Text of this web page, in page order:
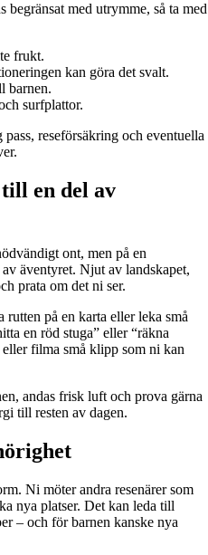
begränsat med utrymme, så ta med
frukt.
kan göra det svalt.
barnen.
surfplattor.
reseförsäkring och eventuella
en del av
ont, men på en
äventyret. Njut av landskapet,
prata om det ni ser.
på en karta eller leka små
en röd stuga” eller “räkna
filma små klipp som ni kan
andas frisk luft och prova gärna
till resten av dagen.
Ni möter andra resenärer som
nya platser. Det kan leda till
– och för barnen kanske nya